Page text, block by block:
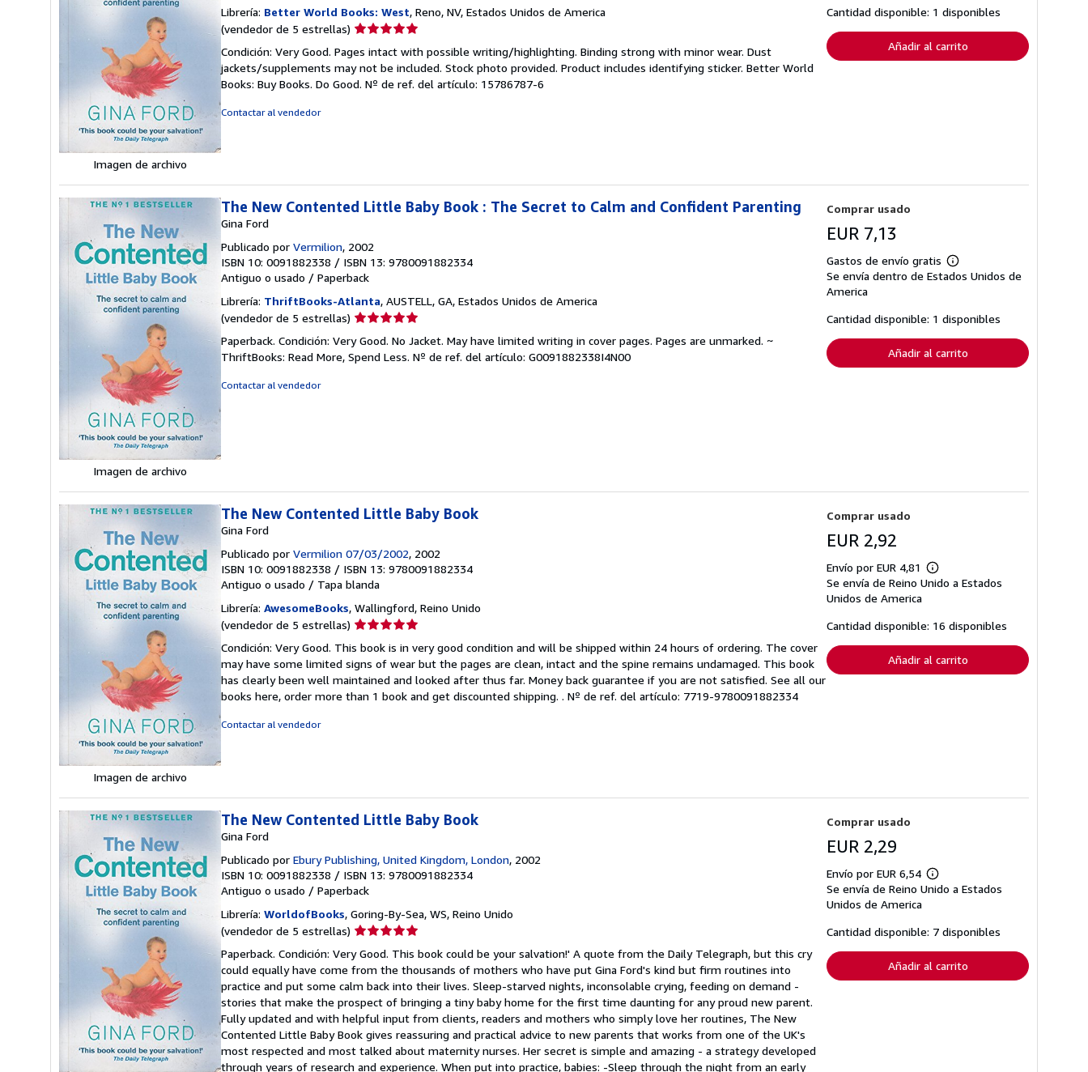
Imagen de archivo
Librería: Better World Books: West, Reno, NV, Estados Unidos de America
(vendedor de 5 estrellas) Calificación
vendedor:
5
de
Condición: Very Good. Pages intact with possible writing/highlighting. Binding strong with minor wear. Dust
jackets/supplements may not be included. Stock photo provided. Product includes identifying sticker. Better World
Books: Buy Books. Do Good. Nº de ref. del artículo: 15786787-6
Contactar al vendedor
tarifas
de
envío
Cantidad disponible: 1 disponibles
Añadir al carrito
Imagen de archivo
The New Contented Little Baby Book : The Secret to Calm and Confident Parenting
Gina Ford
Publicado por Vermilion, 2002
ISBN 10: 0091882338 / ISBN 13: 9780091882334
Antiguo o usado / Paperback
Librería: ThriftBooks-Atlanta, AUSTELL, GA, Estados Unidos de America
(vendedor de 5 estrellas) Calificación
vendedor:
5
Paperback. Condición: Very Good. No Jacket. May have limited writing in cover pages. Pages are unmarked. ~
ThriftBooks: Read More, Spend Less. Nº de ref. del artículo: G0091882338I4N00
Contactar al vendedor
Comprar usado
EUR 7,13
Gastos de envío gratis
Más
información
tarifas
de
envío
Se envía dentro de Estados Unidos de
America
Cantidad disponible: 1 disponibles
Añadir al carrito
Imagen de archivo
The New Contented Little Baby Book
Gina Ford
Publicado por Vermilion 07/03/2002, 2002
ISBN 10: 0091882338 / ISBN 13: 9780091882334
Antiguo o usado / Tapa blanda
Librería: AwesomeBooks, Wallingford, Reino Unido
(vendedor de 5 estrellas) Calificación
vendedor:
5
de
5
Condición: Very Good. This book is in very good condition and will be shipped within 24 hours of ordering. The cover
may have some limited signs of wear but the pages are clean, intact and the spine remains undamaged. This book
has clearly been well maintained and looked after thus far. Money back guarantee if you are not satisfied. See all our
books here, order more than 1 book and get discounted shipping. . Nº de ref. del artículo: 7719-9780091882334
Contactar al vendedor
Comprar usado
EUR 2,92
Envío por EUR 4,81
Más
información
tarifas
de
envío
Se envía de Reino Unido a Estados
Unidos de America
Cantidad disponible: 16 disponibles
Añadir al carrito
The New Contented Little Baby Book
Gina Ford
Publicado por Ebury Publishing, United Kingdom, London, 2002
ISBN 10: 0091882338 / ISBN 13: 9780091882334
Antiguo o usado / Paperback
Librería: WorldofBooks, Goring-By-Sea, WS, Reino Unido
(vendedor de 5 estrellas) Calificación
vendedor:
5
de
5
estrellas
Paperback. Condición: Very Good. This book could be your salvation!' A quote from the Daily Telegraph, but this cry
could equally have come from the thousands of mothers who have put Gina Ford's kind but firm routines into
practice and put some calm back into their lives. Sleep-starved nights, inconsolable crying, feeding on demand -
stories that make the prospect of bringing a tiny baby home for the first time daunting for any proud new parent.
Fully updated and with helpful input from clients, readers and mothers who simply love her routines, The New
Contented Little Baby Book gives reassuring and practical advice to new parents that works from one of the UK's
most respected and most talked about maternity nurses. Her secret is simple and amazing - a strategy developed
through years of research and experience. When put into practice, babies: -Sleep through the night from an early
Comprar usado
EUR 2,29
Envío por EUR 6,54
Más
información
tarifas
de
envío
Se envía de Reino Unido a Estados
Unidos de America
Cantidad disponible: 7 disponibles
Añadir al carrito